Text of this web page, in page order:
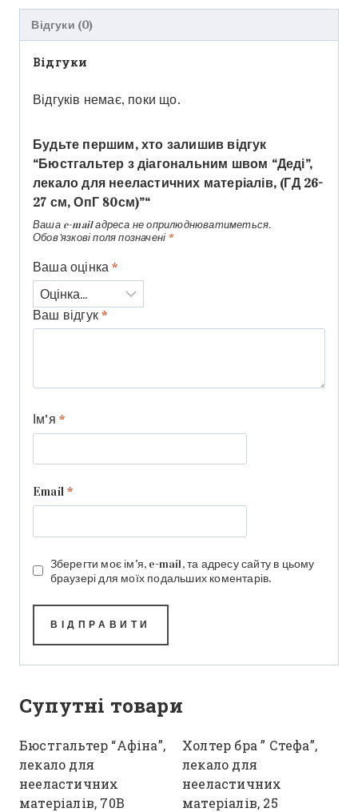
Відгуки (0)
Відгуки
Відгуків немає, поки що.
Будьте першим, хто залишив відгук
“Бюстгальтер з діагональним швом “Деді”,
лекало для нееластичних матеріалів, (ГД 26-
27 см, ОпГ 80см)”“
Ваша e-mail адреса не оприлюднюватиметься.
Обов’язкові поля позначені *
Ваша оцінка*
Ваш відгук*
Ім'я *
Email*
Зберегти моє ім'я, e-mail, та адресу сайту в цьому
браузері для моїх подальших коментарів.
Супутні товари
Бюстгальтер “Афіна”,
лекало для
нееластичних
матеріалів, 70В
Холтер бра ” Стефа”,
лекало для
нееластичних
матеріалів, 25